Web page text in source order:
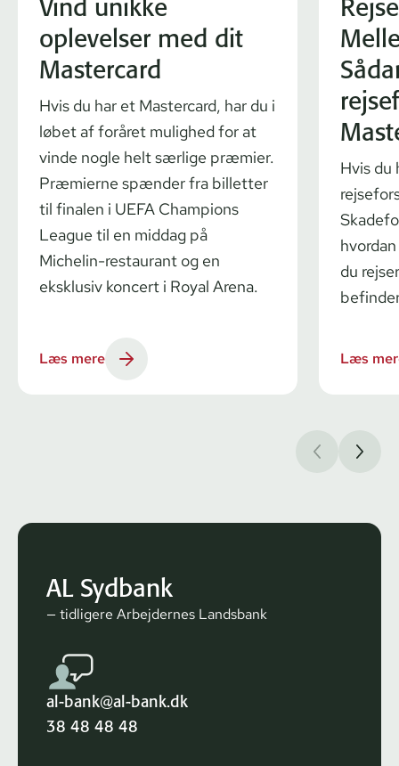
Vind unikke
oplevelser med dit
Mastercard
Hvis du har et Mastercard, har du i
løbet af foråret mulighed for at
vinde nogle helt særlige præmier.
Præmierne spænder fra billetter
til finalen i UEFA Champions
League til en middag på
Michelin-restaurant og en
eksklusiv koncert i Royal Arena.
Læs mere
Hvis du
du
Læs
AL Sydbank
— tidligere Arbejdernes Landsbank
al-bank@al-bank.dk
38 48 48 48